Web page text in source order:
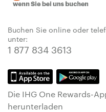
Buchen Sie online oder
unter:
1 877 834 3613
Die IHG One Rewards-
herunterladen